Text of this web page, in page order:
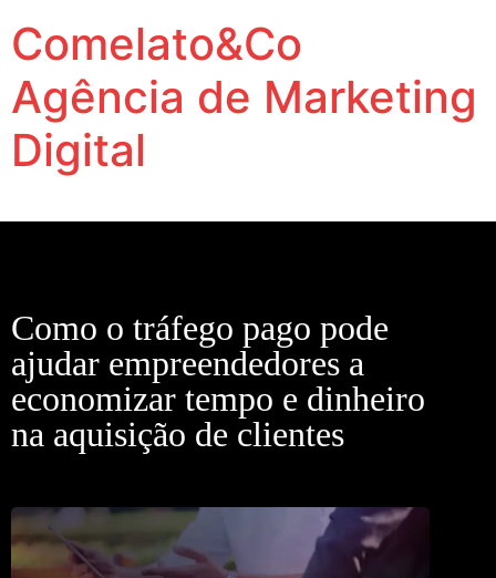
Comelato&Co
Agência de Marketing
Digital
Como o tráfego pago pode
ajudar empreendedores a
economizar tempo e dinheiro
na aquisição de clientes